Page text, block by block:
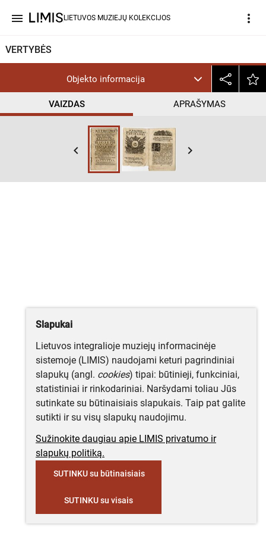
menu LIETUVOS MUZIEJŲ KOLEKCIJOS more_vert
VERTYBĖS
Objekto informacija
VAIZDAS APRAŠYMAS
keyboard_arrow_left keyboard_arrow_right
Slapukai
Lietuvos integralioje muziejų informacinėje
sistemoje (LIMIS) naudojami keturi pagrindiniai
slapukų (angl. cookies) tipai: būtinieji, funkciniai,
statistiniai ir rinkodariniai. Naršydami toliau Jūs
sutinkate su būtinaisiais slapukais. Taip pat galite
sutikti ir su visų slapukų naudojimu.
Sužinokite daugiau apie LIMIS privatumo ir
slapukų politiką.
SUTINKU su būtinaisiais
SUTINKU su visais